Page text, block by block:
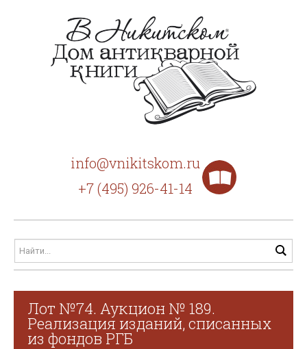
info@vnikitskom.ru
+7 (495) 926-41-14
Лот №74. Аукцион № 189.
Реализация изданий, списанных
из фондов РГБ